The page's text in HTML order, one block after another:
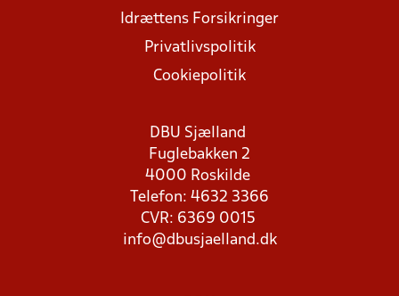
Idrættens Forsikringer
Privatlivspolitik
Cookiepolitik
DBU Sjælland
Fuglebakken 2
4000 Roskilde
Telefon: 4632 3366
CVR: 6369 0015
info@dbusjaelland.dk